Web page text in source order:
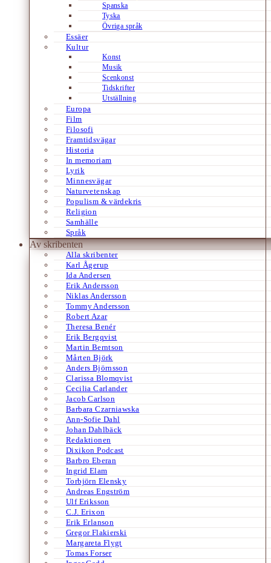
Spanska
Tyska
Övriga språk
Essäer
Kultur
Konst
Musik
Scenkonst
Tidskrifter
Utställning
Europa
Film
Filosofi
Framtidsvägar
Historia
In memoriam
Lyrik
Minnesvägar
Naturvetenskap
Populism & värdekris
Religion
Samhälle
Språk
Av skribenten
Alla skribenter
Karl Ågerup
Ida Andersen
Erik Andersson
Niklas Andersson
Tommy Andersson
Robert Azar
Theresa Benér
Erik Bergqvist
Martin Berntson
Mårten Björk
Anders Björnsson
Clarissa Blomqvist
Cecilia Carlander
Jacob Carlson
Barbara Czarniawska
Ann-Sofie Dahl
Johan Dahlbäck
Redaktionen
Dixikon Podcast
Barbro Eberan
Ingrid Elam
Torbjörn Elensky
Andreas Engström
Ulf Eriksson
C.J. Erixon
Erik Erlanson
Gregor Flakierski
Margareta Flygt
Tomas Forser